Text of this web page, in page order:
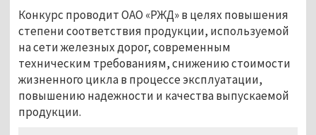
Конкурс проводит ОАО «РЖД» в целях повышения
степени соответствия продукции, используемой
на сети железных дорог, современным
техническим требованиям, снижению стоимости
жизненного цикла в процессе эксплуатации,
повышению надежности и качества выпускаемой
продукции.